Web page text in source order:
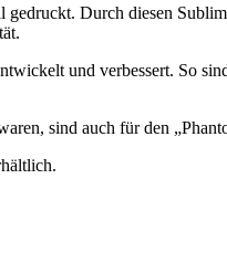
Durch diesen
und verbessert. So
sind auch für den